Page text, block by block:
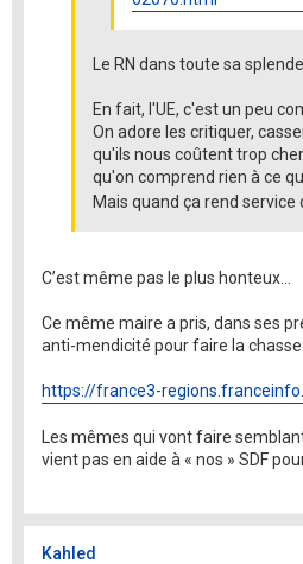
Le RN dans toute sa
En fait, l'UE, c'est un peu
On adore les critiquer,
qu'ils nous coûtent trop
qu'on comprend rien à ce
Mais quand ça rend
C’est même pas le plus honteux…
Ce même maire a pris, dans ses
anti-mendicité pour faire la chasse
https://france3-
Les mêmes qui vont faire
vient pas en aide à « nos » SDF
Kahled